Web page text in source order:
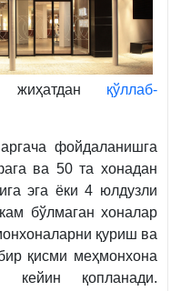
жиҳатдан қўллаб-
фойдаланишга
ва 50 та хонадан
эга ёки 4 юлдузли
бўлмаган хоналар
қуриш ва
қисми меҳмонхона
кейин қопланади.